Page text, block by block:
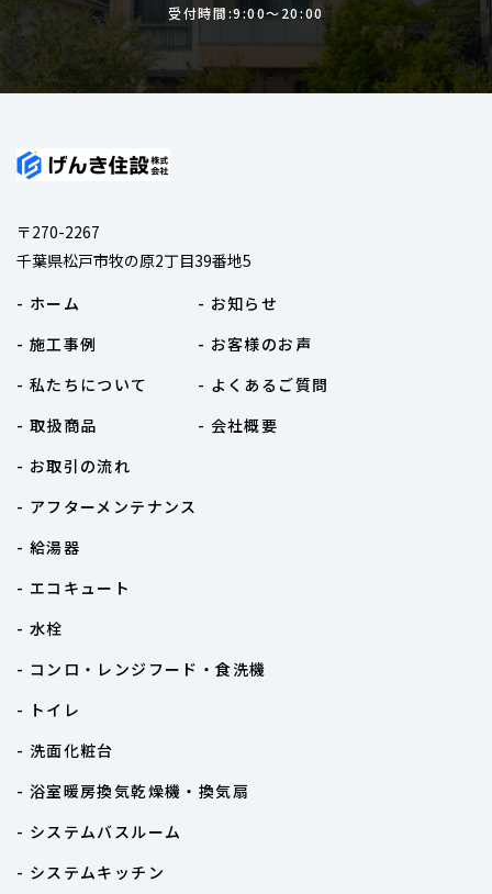
受付時間:9:00〜20:00
〒270-2267
千葉県松戸市牧の原2丁目39番地5
- ホーム
- 施工事例
- 私たちについて
- 取扱商品
- お取引の流れ
- アフターメンテナンス
- お知らせ
- お客様のお声
- よくあるご質問
- 会社概要
- 給湯器
- エコキュート
- 水栓
- コンロ・レンジフード・食洗機
- トイレ
- 洗面化粧台
- 浴室暖房換気乾燥機・換気扇
- システムバスルーム
- システムキッチン